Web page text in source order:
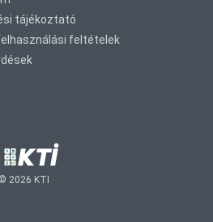
tájékoztató
feltételek
© 2026 KTI